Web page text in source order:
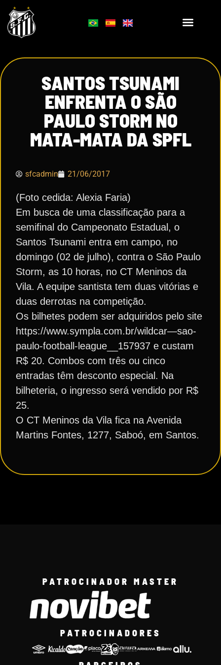
SANTOS TSUNAMI
ENFRENTA O SÃO
PAULO STORM NO
MATA-MATA DA SPFL
sfcadmin 21/06/2017
(Foto cedida: Alexia Faria)
Em busca de uma classificação para a
semifinal do Campeonato Estadual, o
Santos Tsunami entra em campo, no
domingo (02 de julho), contra o São Paulo
Storm, as 10 horas, no CT Meninos da
Vila. A equipe santista tem duas vitórias e
duas derrotas na competição.
Os bilhetes podem ser adquiridos pelo site
https://www.sympla.com.br/wildcar—sao-
paulo-football-league__157937 e custam
R$ 20. Combos com três ou cinco
entradas têm desconto especial. Na
bilheteria, o ingresso será vendido por R$
25.
O CT Meninos da Vila fica na Avenida
Martins Fontes, 1277, Saboó, em Santos.
PATROCINADOR MASTER
PATROCINADORES